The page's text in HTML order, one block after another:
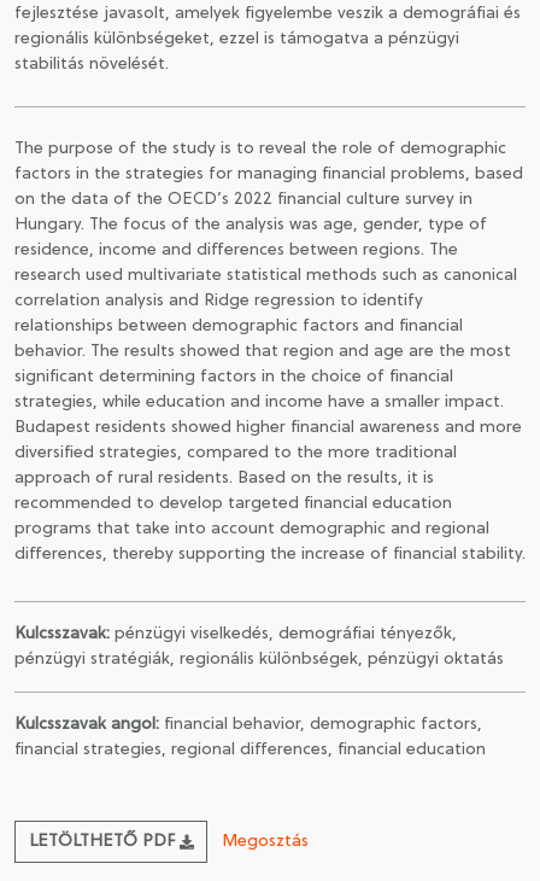
fejlesztése javasolt, amelyek figyelembe veszik a demográfiai és
regionális különbségeket, ezzel is támogatva a pénzügyi
stabilitás növelését.
The purpose of the study is to reveal the role of demographic
factors in the strategies for managing financial problems, based
on the data of the OECD’s 2022 financial culture survey in
Hungary. The focus of the analysis was age, gender, type of
residence, income and differences between regions. The
research used multivariate statistical methods such as canonical
correlation analysis and Ridge regression to identify
relationships between demographic factors and financial
behavior. The results showed that region and age are the most
significant determining factors in the choice of financial
strategies, while education and income have a smaller impact.
Budapest residents showed higher financial awareness and more
diversified strategies, compared to the more traditional
approach of rural residents. Based on the results, it is
recommended to develop targeted financial education
programs that take into account demographic and regional
differences, thereby supporting the increase of financial stability.
Kulcsszavak: pénzügyi viselkedés, demográfiai tényezők,
pénzügyi stratégiák, regionális különbségek, pénzügyi oktatás
Kulcsszavak angol: financial behavior, demographic factors,
financial strategies, regional differences, financial education
LETÖLTHETŐ PDF Megosztás